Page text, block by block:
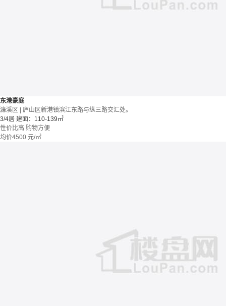
东港豪庭
濂溪区 | 庐山区新港镇滨江东路与纵三路交汇处。
3/4居 建面：110-139㎡
性价比高 购物方便
均价4500 元/㎡